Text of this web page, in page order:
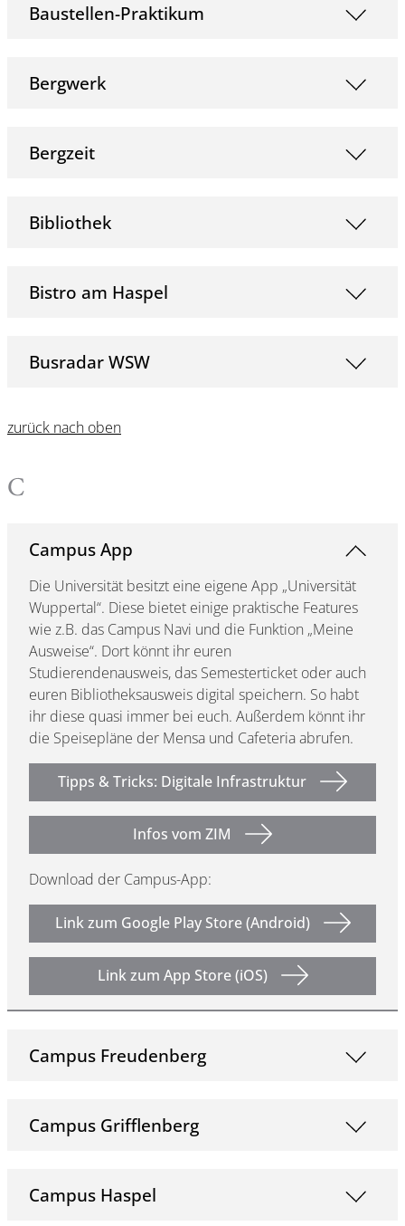
Baustellen-Praktikum
Bergwerk
Bergzeit
Bibliothek
Bistro am Haspel
Busradar WSW
zurück nach oben
C
Campus App
Die Universität besitzt eine eigene App „Universität
Wuppertal“. Diese bietet einige praktische Features
wie z.B. das Campus Navi und die Funktion „Meine
Ausweise“. Dort könnt ihr euren
Studierendenausweis, das Semesterticket oder auch
euren Bibliotheksausweis digital speichern. So habt
ihr diese quasi immer bei euch. Außerdem könnt ihr
die Speisepläne der Mensa und Cafeteria abrufen.
Tipps & Tricks: Digitale Infrastruktur
Infos vom ZIM
Download der Campus-App:
Link zum Google Play Store (Android)
Link zum App Store (iOS)
Campus Freudenberg
Campus Grifflenberg
Campus Haspel